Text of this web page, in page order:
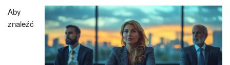
Aby
znaleźć